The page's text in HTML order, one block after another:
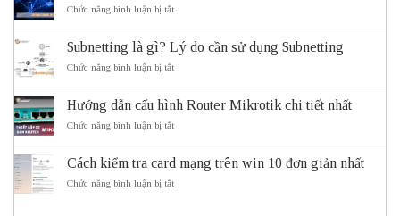
Vai
lợi
của
thống
thông
ITS
Chức năng bình luận bị tắtở
là
Mask
động
Subnetting là gì? Lý do cần sử dụng Subnetting
Chức năng bình luận bị tắtở
gì?
sử
dụng
Subnetting
Hướng dẫn cấu hình Router Mikrotik chi tiết nhất
Chức năng bình luận bị tắtở
cấu
Cách kiểm tra card mạng trên win 10 đơn giản nhất
Chức năng bình luận bị tắtở